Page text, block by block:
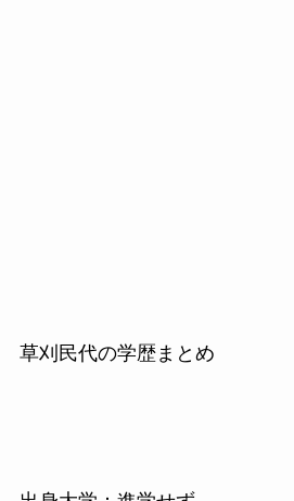
草刈民代の学歴まとめ